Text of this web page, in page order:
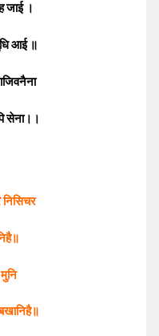
जाई ।
आई ॥
सेना।।
सुर मुनि